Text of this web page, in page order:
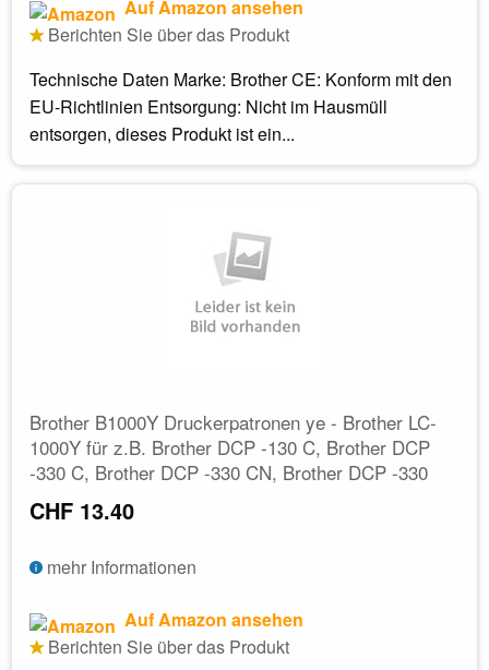
Auf Amazon ansehen
Berichten Sie über das Produkt
Technische Daten Marke: Brother CE: Konform mit den
EU-Richtlinien Entsorgung: Nicht im Hausmüll
entsorgen, dieses Produkt ist ein...
Brother B1000Y Druckerpatronen ye - Brother LC-
1000Y für z.B. Brother DCP -130 C, Brother DCP
-330 C, Brother DCP -330 CN, Brother DCP -330
CHF 13.40
mehr Informationen
Auf Amazon ansehen
Berichten Sie über das Produkt